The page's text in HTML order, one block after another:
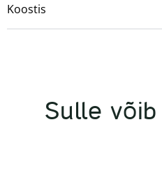
Koostis
Sulle